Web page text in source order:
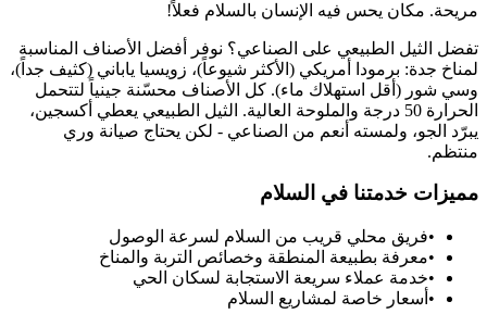
مريحة. مكان يحس فيه الإنسان بالسلام فعلاً!
تفضل الثيل الطبيعي على الصناعي؟ نوفر أفضل الأصناف المناسبة
لمناخ جدة: برمودا أمريكي (الأكثر شيوعاً)، زويسيا ياباني (كثيف جداً)،
وسي شور (أقل استهلاك ماء). كل الأصناف محسّنة جينياً لتتحمل
الحرارة 50 درجة والملوحة العالية. الثيل الطبيعي يعطي أكسجين،
يبرّد الجو، ولمسته أنعم من الصناعي - لكن يحتاج صيانة وري
منتظم.
مميزات خدمتنا في السلام
•فريق محلي قريب من السلام لسرعة الوصول
•معرفة بطبيعة المنطقة وخصائص التربة والمناخ
•خدمة عملاء سريعة الاستجابة لسكان الحي
• أسعار خاصة لمشاريع السلام